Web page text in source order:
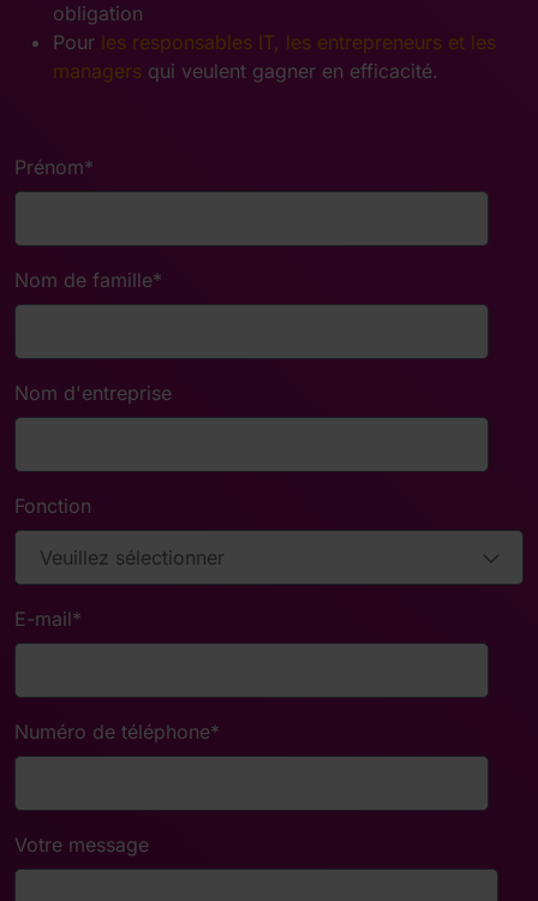
obligation
Pour les responsables IT, les entrepreneurs et les
managers qui veulent gagner en efficacité.
Prénom*
Nom de famille*
Nom d'entreprise
Fonction
E-mail*
Numéro de téléphone*
Votre message